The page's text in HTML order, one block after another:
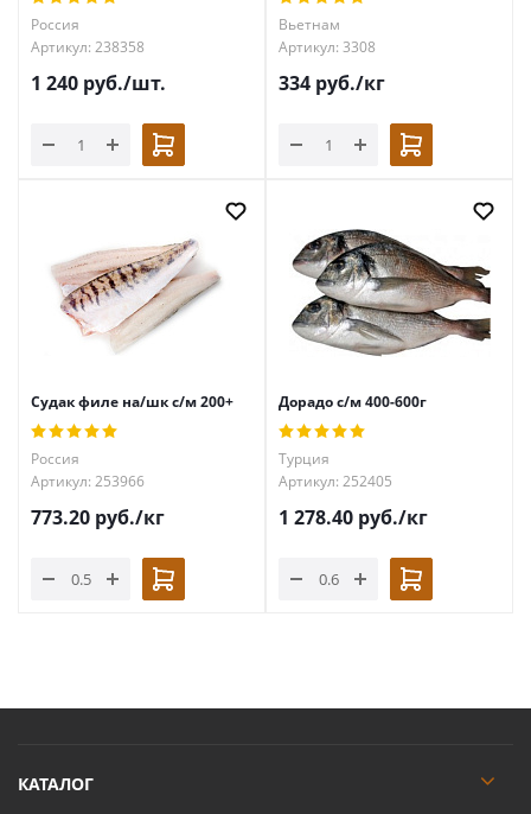
Россия
Артикул: 238358
1 240 руб./шт.
Вьетнам
Артикул: 3308
334 руб./кг
Судак филе на/шк с/м 200+
Россия
Артикул: 253966
773.20 руб./кг
Дорадо с/м 400-600г
Турция
Артикул: 252405
1 278.40 руб./кг
КАТАЛОГ